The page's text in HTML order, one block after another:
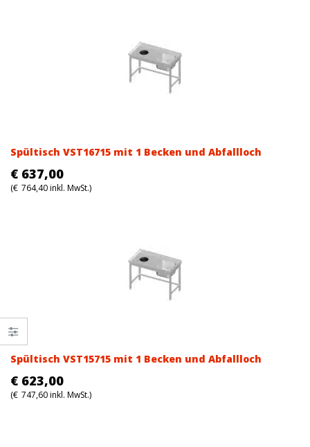
Spültisch VST16715 mit 1 Becken und Abfallloch
€ 637,00
(€ 764,40inkl. MwSt.)
Spültisch VST15715 mit 1 Becken und Abfallloch
€ 623,00
(€ 747,60inkl. MwSt.)